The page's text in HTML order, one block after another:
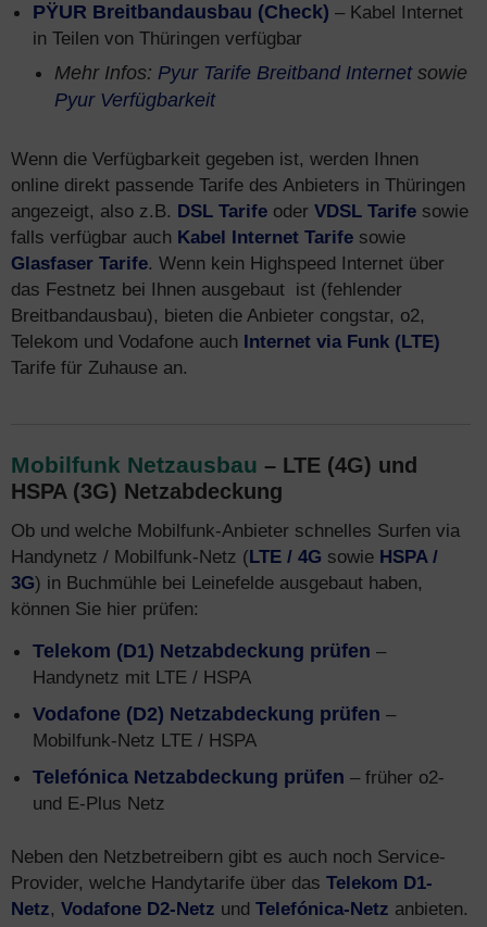
PŸUR Breitbandausbau (Check) – Kabel Internet
in Teilen von Thüringen verfügbar
Mehr Infos: Pyur Tarife Breitband Internetsowie
Pyur Verfügbarkeit
Wenn die Verfügbarkeit gegeben ist, werden Ihnen
online direkt passende Tarife des Anbieters in Thüringen
angezeigt, also z.B. DSL Tarife oder VDSL Tarife sowie
falls verfügbar auch Kabel Internet Tarife sowie
Glasfaser Tarife. Wenn kein Highspeed Internet über
das Festnetz bei Ihnen ausgebaut ist (fehlender
Breitbandausbau), bieten die Anbieter congstar, o2,
Telekom und Vodafone auch Internet via Funk (LTE)
Tarife für Zuhause an.
Mobilfunk Netzausbau – LTE (4G) und
HSPA (3G) Netzabdeckung
Ob und welche Mobilfunk-Anbieter schnelles Surfen via
Handynetz / Mobilfunk-Netz (LTE / 4G sowie HSPA /
3G) in Buchmühle bei Leinefelde ausgebaut haben,
können Sie hier prüfen:
Telekom (D1) Netzabdeckung prüfen –
Handynetz mit LTE / HSPA
Vodafone (D2) Netzabdeckung prüfen –
Mobilfunk-Netz LTE / HSPA
Telefónica Netzabdeckung prüfen – früher o2-
und E-Plus Netz
Neben den Netzbetreibern gibt es auch noch Service-
Provider, welche Handytarife über das Telekom D1-
Netz, Vodafone D2-Netz und Telefónica-Netz anbieten.